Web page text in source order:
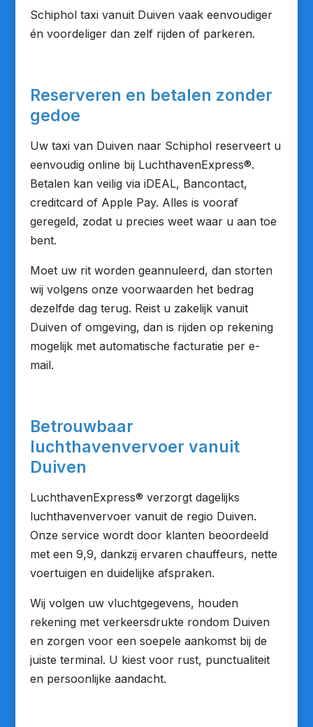
Schiphol taxi vanuit Duiven vaak eenvoudiger
én voordeliger dan zelf rijden of parkeren.
Reserveren en betalen zonder
gedoe
Uw taxi van Duiven naar Schiphol reserveert u
eenvoudig online bij LuchthavenExpress®.
Betalen kan veilig via iDEAL, Bancontact,
creditcard of Apple Pay. Alles is vooraf
geregeld, zodat u precies weet waar u aan toe
bent.
Moet uw rit worden geannuleerd, dan storten
wij volgens onze voorwaarden het bedrag
dezelfde dag terug. Reist u zakelijk vanuit
Duiven of omgeving, dan is rijden op rekening
mogelijk met automatische facturatie per e-
mail.
Betrouwbaar
luchthavenvervoer vanuit
Duiven
LuchthavenExpress® verzorgt dagelijks
luchthavenvervoer vanuit de regio Duiven.
Onze service wordt door klanten beoordeeld
met een 9,9, dankzij ervaren chauffeurs, nette
voertuigen en duidelijke afspraken.
Wij volgen uw vluchtgegevens, houden
rekening met verkeersdrukte rondom Duiven
en zorgen voor een soepele aankomst bij de
juiste terminal. U kiest voor rust, punctualiteit
en persoonlijke aandacht.